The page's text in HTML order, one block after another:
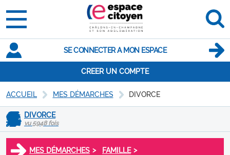
SE CONNECTER A MON ESPACE
CREER UN COMPTE
ACCUEIL MES DÉMARCHES DIVORCE
DIVORCE
vu 5948 fois
MES DÉMARCHES > FAMILLE >